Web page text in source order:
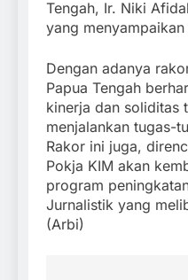
Tengah, Ir. Niki
yang
Dengan adanya
Papua Tengah
kinerja dan soliditas
menjalankan tugas-
Rakor ini juga,
Pokja KIM akan
program
Jurnalistik yang
(Arbi)